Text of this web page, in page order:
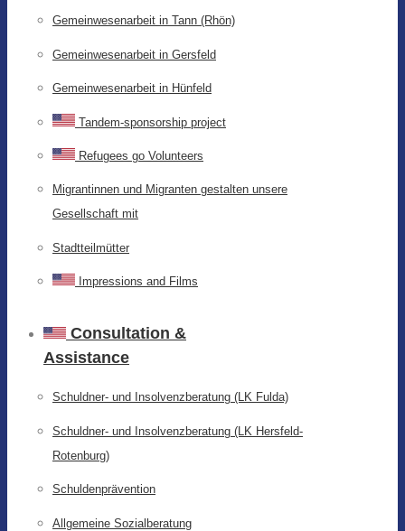
Gemeinwesenarbeit in Tann (Rhön)
Gemeinwesenarbeit in Gersfeld
Gemeinwesenarbeit in Hünfeld
Tandem-sponsorship project
Refugees go Volunteers
Migrantinnen und Migranten gestalten unsere
Gesellschaft mit
Stadtteilmütter
Impressions and Films
Consultation &
Assistance
Schuldner- und Insolvenzberatung (LK Fulda)
Schuldner- und Insolvenzberatung (LK Hersfeld-
Rotenburg)
Schuldenprävention
Allgemeine Sozialberatung